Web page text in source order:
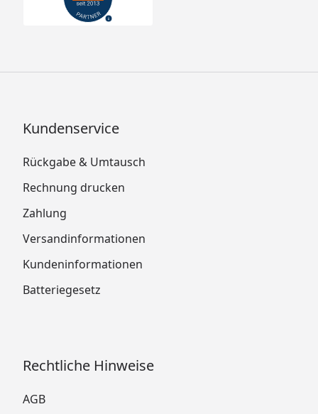
Kundenservice
Rückgabe & Umtausch
Rechnung drucken
Zahlung
Versandinformationen
Kundeninformationen
Batteriegesetz
Rechtliche Hinweise
AGB